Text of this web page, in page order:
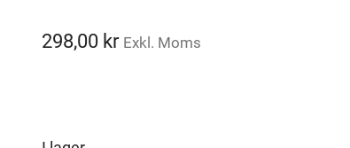
298,00 kr Exkl. Moms